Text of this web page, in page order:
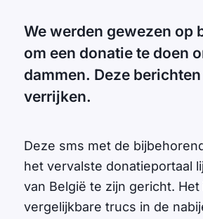
We werden gewezen op
om een donatie te doen
dammen. Deze
verrijken.
Deze sms met de
het vervalste donatieportaal
van België te zijn gericht.
vergelijkbare trucs in de